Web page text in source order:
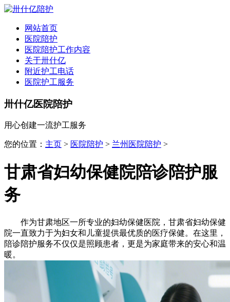
网站首页
医院陪护
医院陪护工作内容
关于卅什亿
附近护工电话
医院护工服务
卅什亿医院陪护
用心创建一流护工服务
您的位置： 主页 > 医院陪护 > 兰州医院陪护 >
甘肃省妇幼保健院陪诊陪护服
务
作为甘肃地区一所专业的妇幼保健医院，甘肃省妇幼保健
院一直致力于为妇女和儿童提供最优质的医疗保健。在这里，
陪诊陪护服务不仅仅是照顾患者，更是为家庭带来的安心和温
暖。